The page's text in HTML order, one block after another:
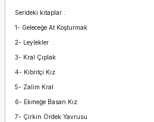
Serideki kitaplar :
1- Geleceğe At Koşturmak
2- Leylekler
3- Kral Çıplak
4- Kibritçi Kız
5- Zalim Kral
6- Ekmeğe Basan Kız
7- Çirkin Ördek Yavrusu